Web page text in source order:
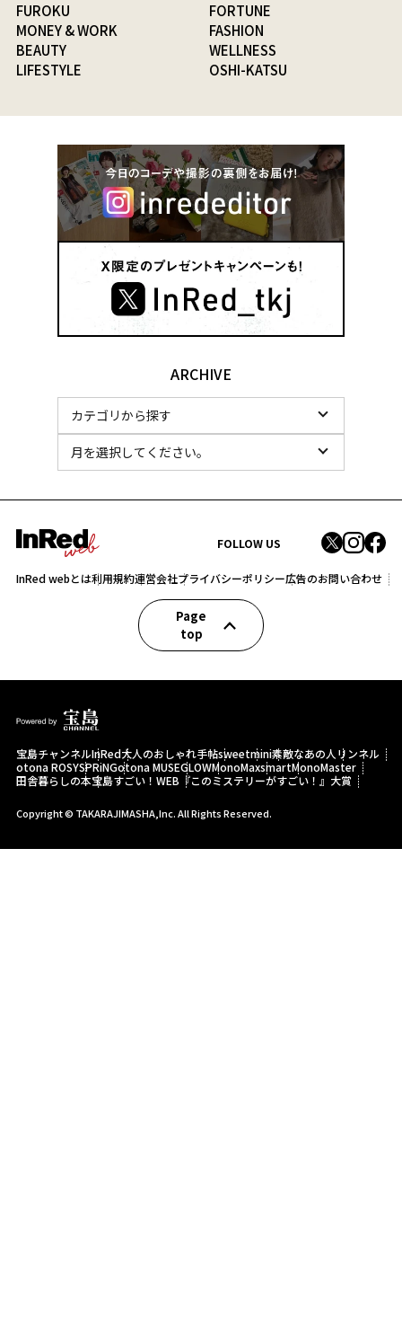
FUROKU
FORTUNE
MONEY & WORK
FASHION
BEAUTY
WELLNESS
LIFESTYLE
OSHI-KATSU
ARCHIVE
FOLLOW US
InRed webとは利用規約運営会社プライバシーポリシー広告のお問い合わせ
Page
top
宝島チャンネルInRed大人のおしゃれ手帖sweetmini素敵なあの人 リンネル
otona ROSYSPRiNGotona MUSEGLOWMonoMaxsmartMonoMaster
田舎暮らしの本宝島すごい！WEB 『このミステリーがすごい！』大賞
Copyright © TAKARAJIMASHA,Inc. All Rights Reserved.